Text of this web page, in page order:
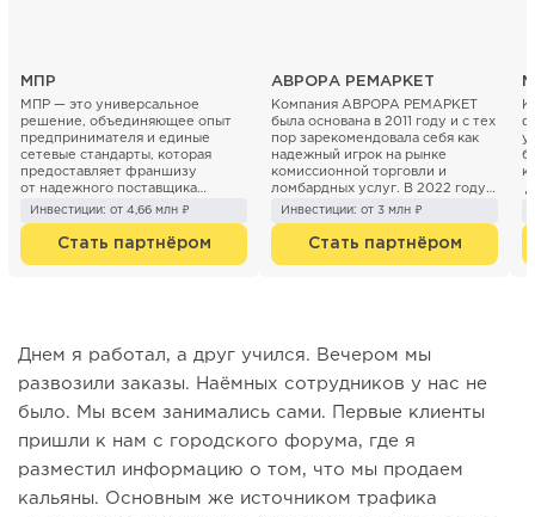
МПР
МПР — это универсальное
решение, объединяющее опыт
предпринимателя и единые
сетевые стандарты, которая
предоставляет франшизу
от надежного поставщика
товаров в категории non-...
Инвестиции: от 4,66 млн ₽
Стать партнёром
АВРОРА РЕМАРКЕТ
Компания АВРОРА РЕМАРКЕТ
была основана в 2011 году и с тех
пор зарекомендовала себя как
надежный игрок на рынке
комиссионной торговли и
ломбардных услуг. В 2022 году
был запущен франчайзинговый
проект...
Инвестиции: от 3 млн ₽
Стать партнёром
Днем я работал, а друг учился. Вечером мы
развозили заказы. Наёмных сотрудников у нас не
было. Мы всем занимались сами. Первые клиенты
пришли к нам с городского форума, где я
разместил информацию о том, что мы продаем
кальяны. Основным же источником трафика